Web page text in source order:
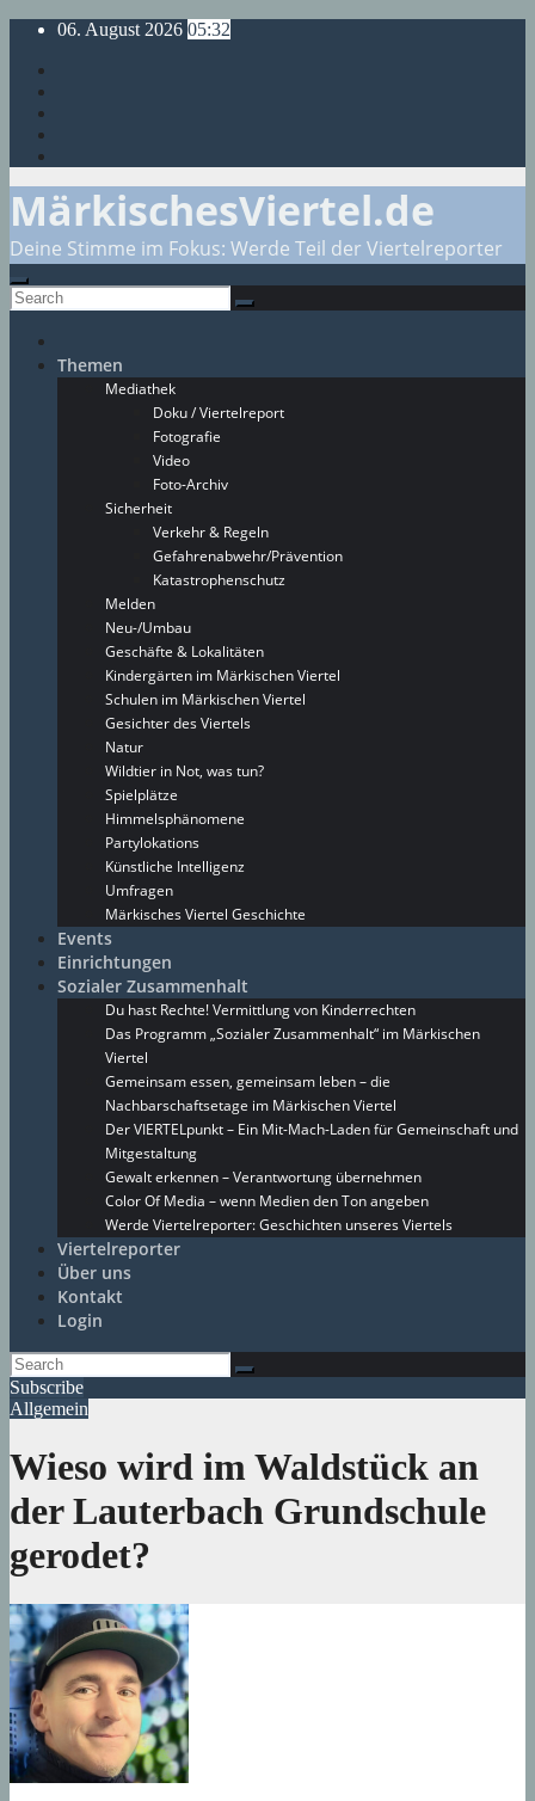
Skip
content
06. August 2026 05:32
MärkischesViertel.de
Deine Stimme im Fokus: Werde Teil der Viertelreporter
Themen
Mediathek
Doku / Viertelreport
Fotografie
Video
Foto-Archiv
Sicherheit
Verkehr & Regeln
Gefahrenabwehr/Prävention
Katastrophenschutz
Melden
Neu-/Umbau
Geschäfte & Lokalitäten
Kindergärten im Märkischen Viertel
Schulen im Märkischen Viertel
Gesichter des Viertels
Natur
Wildtier in Not, was tun?
Spielplätze
Himmelsphänomene
Partylokations
Künstliche Intelligenz
Umfragen
Märkisches Viertel Geschichte
Events
Einrichtungen
Sozialer Zusammenhalt
Du hast Rechte! Vermittlung von Kinderrechten
Das Programm „Sozialer Zusammenhalt“ im Märkischen
Viertel
Gemeinsam essen, gemeinsam leben – die
Nachbarschaftsetage im Märkischen Viertel
Der VIERTELpunkt – Ein Mit-Mach-Laden für Gemeinschaft und
Mitgestaltung
Gewalt erkennen – Verantwortung übernehmen
Color Of Media – wenn Medien den Ton angeben
Werde Viertelreporter: Geschichten unseres Viertels
Viertelreporter
Über uns
Kontakt
Login
Subscribe
Allgemein
Wieso wird im Waldstück an
der Lauterbach Grundschule
gerodet?